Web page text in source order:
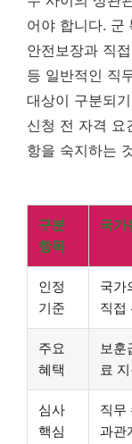
어야 합니다. 군
안전보장과 직
등 일반적인 직
대상이 구분되
신청 전 자격 요
항을 숙지하는
구분
항목
국가
인정
기준
국가
직접
주요
혜택
보훈
료
심사
핵심
직무
과관